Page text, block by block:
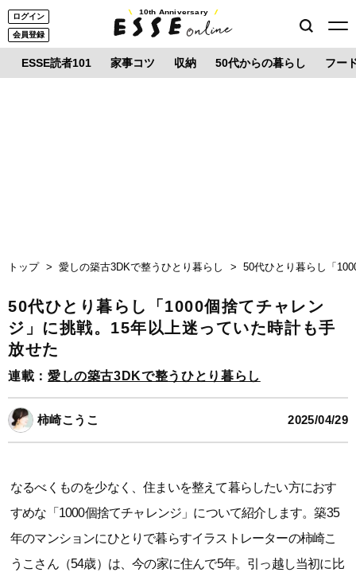
ログイン
会員登録
10th Anniversary
ESSE読者101 家事コツ 収納 50代からの暮らし フー
トップ 愛しの築古3DKで整うひとり暮らし 50代ひとり暮らし「
50代ひとり暮らし「1000個捨てチャレン
ジ」に挑戦。15年以上迷っていた時計も手
放せた
連載： 愛しの築古3DKで整うひとり暮らし
柿崎こうこ 2025/04/29
なるべくものを少なく、住まいを整えて暮らしたい方におす
すめな「1000個捨てチャレンジ」について紹介します。築35
年のマンションにひとりで暮らすイラストレーターの柿崎こ
うこさん（54歳）は、今の家に住んで5年。引っ越し当初に比